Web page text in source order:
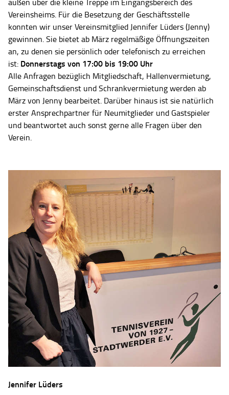
außen über die kleine Treppe im Eingangsbereich des
Vereinsheims. Für die Besetzung der Geschäftsstelle
konnten wir unser Vereinsmitglied Jennifer Lüders (Jenny)
gewinnen. Sie bietet ab März regelmäßige Öffnungszeiten
an, zu denen sie persönlich oder telefonisch zu erreichen
ist: Donnerstags von 17:00 bis 19:00 Uhr
Alle Anfragen bezüglich Mitgliedschaft, Hallenvermietung,
Gemeinschaftsdienst und Schrankvermietung werden ab
März von Jenny bearbeitet. Darüber hinaus ist sie natürlich
erster Ansprechpartner für Neumitglieder und Gastspieler
und beantwortet auch sonst gerne alle Fragen über den
Verein.
Jennifer Lüders